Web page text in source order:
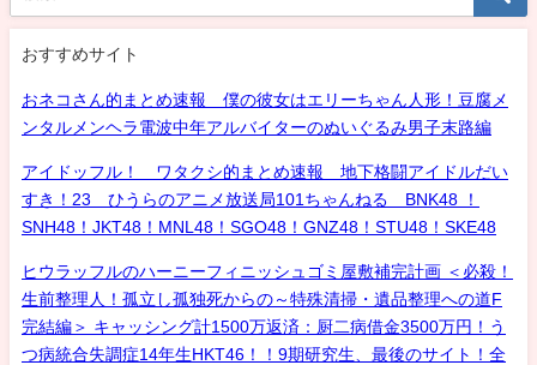
おすすめサイト
おネコさん的まとめ速報 僕の彼女はエリーちゃん人形！豆腐メ
ンタルメンヘラ電波中年アルバイターのぬいぐるみ男子末路編
アイドッフル！ ワタクシ的まとめ速報 地下格闘アイドルだい
すき！23 ひうらのアニメ放送局101ちゃんねる BNK48 ！
SNH48！JKT48！MNL48！SGO48！GNZ48！STU48！SKE48
ヒウラッフルのハーニーフィニッシュゴミ屋敷補完計画 ＜必殺！
生前整理人！孤立し孤独死からの～特殊清掃・遺品整理への道F
完結編＞ キャッシング計1500万返済：厨二病借金3500万円！う
つ病統合失調症14年生HKT46！！9期研究生、最後のサイト！全